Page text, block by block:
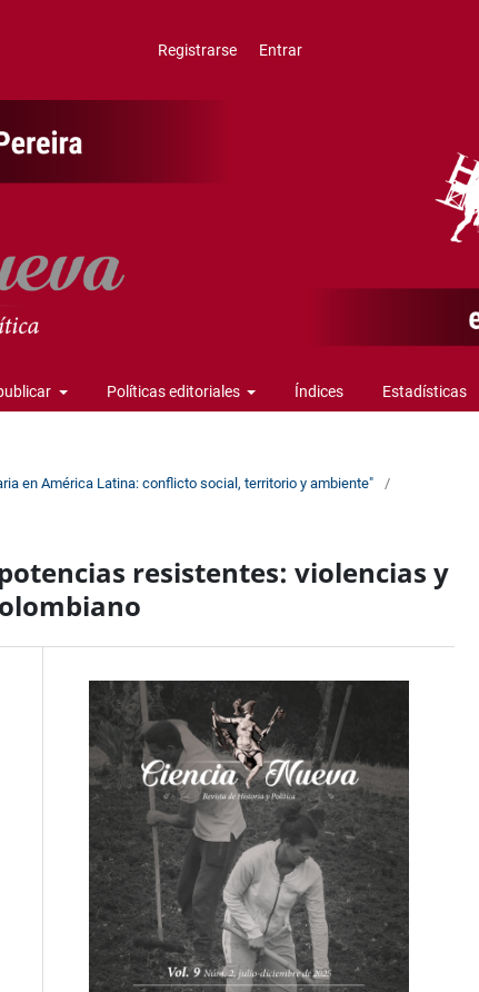
Registrarse Entrar
Políticas editoriales Índices Estadísticas
en América Latina: conflicto social, territorio y ambiente"
/
resistentes: violencias y